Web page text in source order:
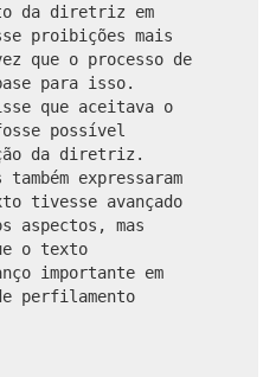
da diretriz em
proibições mais
que o processo de
para isso.
que aceitava o
possível
da diretriz.
expressaram
tivesse avançado
aspectos, mas
o texto
importante em
perfilamento